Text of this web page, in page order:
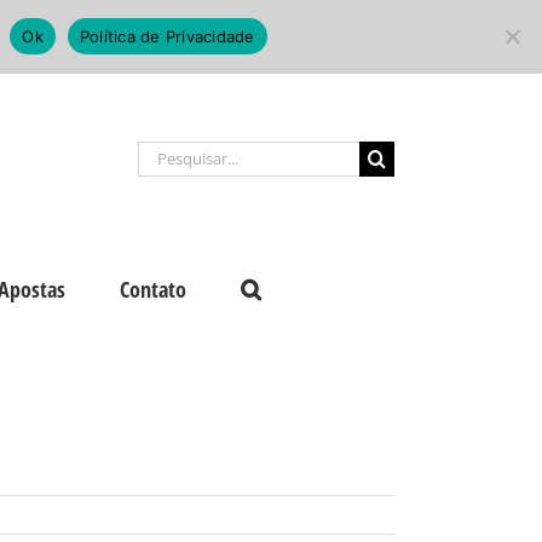
Buscar
resultados
Contato
Ok Política de Privacidade